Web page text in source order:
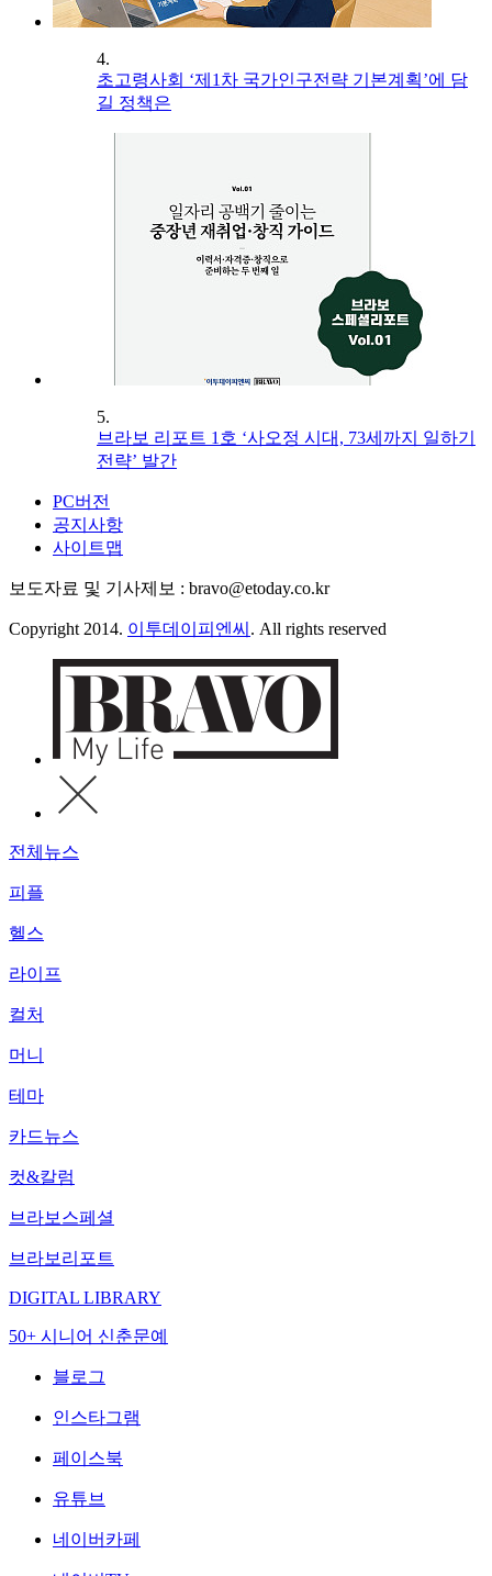
4.
초고령사회 ‘제1차 국가인구전략 기본계획’에 담
길 정책은
5.
브라보 리포트 1호 ‘사오정 시대, 73세까지 일하기
전략’ 발간
PC버전
공지사항
사이트맵
보도자료 및 기사제보 : bravo@etoday.co.kr
Copyright 2014. 이투데이피엔씨 . All rights reserved
전체뉴스
피플
헬스
라이프
컬처
머니
테마
카드뉴스
컷&칼럼
브라보스페셜
브라보리포트
DIGITAL LIBRARY
50+ 시니어 신춘문예
블로그
인스타그램
페이스북
유튜브
네이버카페